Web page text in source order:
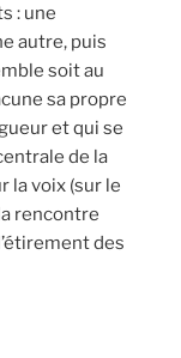
: une
autre, puis
soit au
sa propre
et qui se
de la
la voix (sur le
rencontre
des